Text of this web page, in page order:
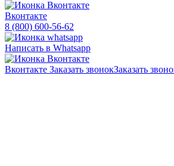
Вконтакте
8 (800) 600-56-62
Написать в Whatsapp
Вконтакте Заказать звонокЗаказать